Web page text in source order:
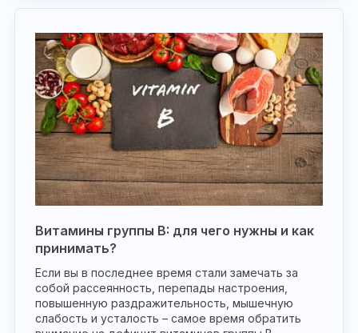
Витамины группы B: для чего нужны и как
принимать?
Если вы в последнее время стали замечать за
собой рассеянность, перепады настроения,
повышенную раздражительность, мышечную
слабость и усталость – самое время обратить